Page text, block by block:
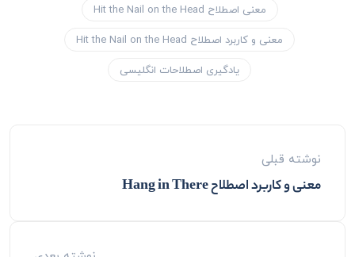
معنی اصطلاح Hit the Nail on the Head
معنی و کاربرد اصطلاح Hit the Nail on the Head
یادگیری اصطلاحات انگلیسی
نوشته قبلی
معنی و کاربرد اصطلاح Hang in There